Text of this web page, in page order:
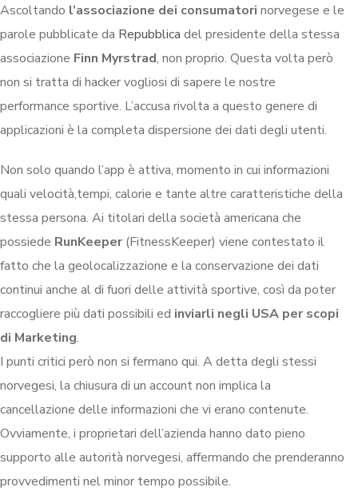
Ascoltando l’associazione dei consumatori norvegese e le
parole pubblicate da Repubblica del presidente della stessa
associazione Finn Myrstrad, non proprio. Questa volta però
non si tratta di hacker vogliosi di sapere le nostre
performance sportive. L’accusa rivolta a questo genere di
applicazioni è la completa dispersione dei dati degli utenti.
Non solo quando l’app è attiva, momento in cui informazioni
quali velocità,tempi, calorie e tante altre caratteristiche della
stessa persona. Ai titolari della società americana che
possiede RunKeeper (FitnessKeeper) viene contestato il
fatto che la geolocalizzazione e la conservazione dei dati
continui anche al di fuori delle attività sportive, così da poter
raccogliere più dati possibili ed inviarli negli USA per scopi
di Marketing.
I punti critici però non si fermano qui. A detta degli stessi
norvegesi, la chiusura di un account non implica la
cancellazione delle informazioni che vi erano contenute.
Ovviamente, i proprietari dell’azienda hanno dato pieno
supporto alle autorità norvegesi, affermando che prenderanno
provvedimenti nel minor tempo possibile.